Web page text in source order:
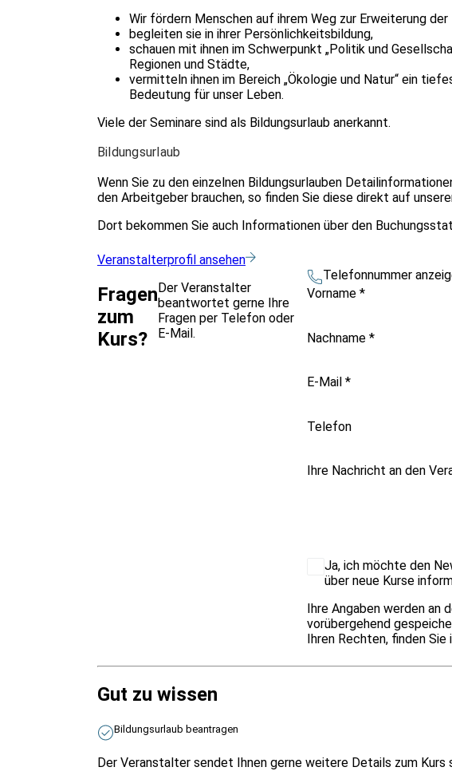
Wir fördern Menschen auf ihrem Weg zur Erweiterung
begleiten sie in ihrer Persönlichkeitsbildung,
schauen mit ihnen im Schwerpunkt „Politik und
Regionen und Städte,
vermitteln ihnen im Bereich „Ökologie und Natur“ ein
Bedeutung für unser Leben.
Viele der Seminare sind als Bildungsurlaub anerkannt.
Bildungsurlaub
Wenn Sie zu den einzelnen Bildungsurlauben
den Arbeitgeber brauchen, so finden Sie diese direkt auf
Dort bekommen Sie auch Informationen über den
Veranstalterprofil ansehen
Fragen
zum
Kurs?
Der Veranstalter
beantwortet gerne Ihre
Fragen per Telefon oder
E-Mail.
Telefonnummer
Vorname*
Nachname*
E-Mail*
Telefon
Ihre Nachricht an den
Ja, ich möchte den
über neue Kurse
Ihre Angaben werden an
vorübergehend
Ihren Rechten, finden Sie
Gut zu wissen
Bildungsurlaub beantragen
Der Veranstalter sendet Ihnen gerne weitere Details zum